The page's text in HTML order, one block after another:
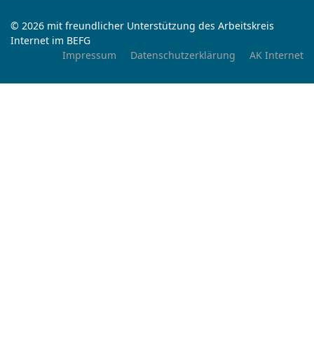
© 2026 mit freundlicher Unterstützung des Arbeitskreis
Internet im BEFG
Impressum
Datenschutzerklärung AK Internet